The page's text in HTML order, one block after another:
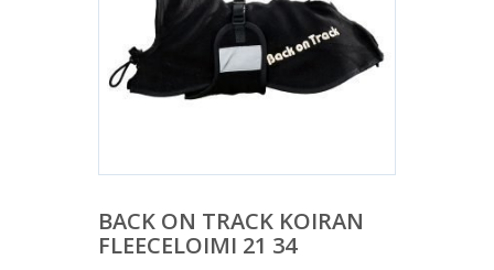
BACK ON TRACK KOIRAN
FLEECELOIMI 21 34